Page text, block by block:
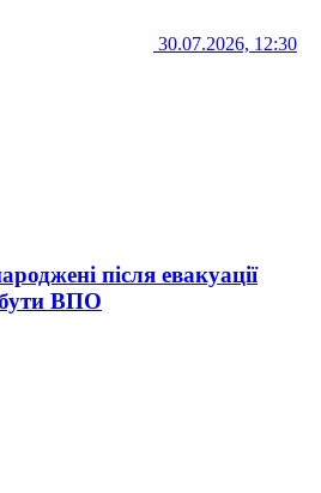
30.07.2026, 12:30
після евакуації
бути ВПО